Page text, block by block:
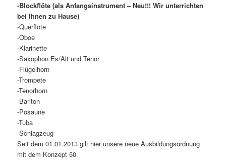
-Blockflöte (als Anfangsinstrument – Neu!!! Wir unterrichten
bei Ihnen zu Hause)
-Querflöte
-Oboe
-Klarinette
-Saxophon Es/Alt und Tenor
-Flügelhorn
-Trompete
-Tenorhorn
-Bariton
-Posaune
-Tuba
-Schlagzeug
Seit dem 01.01.2013 gilt hier unsere neue Ausbildungsordnung
mit dem Konzept 50.